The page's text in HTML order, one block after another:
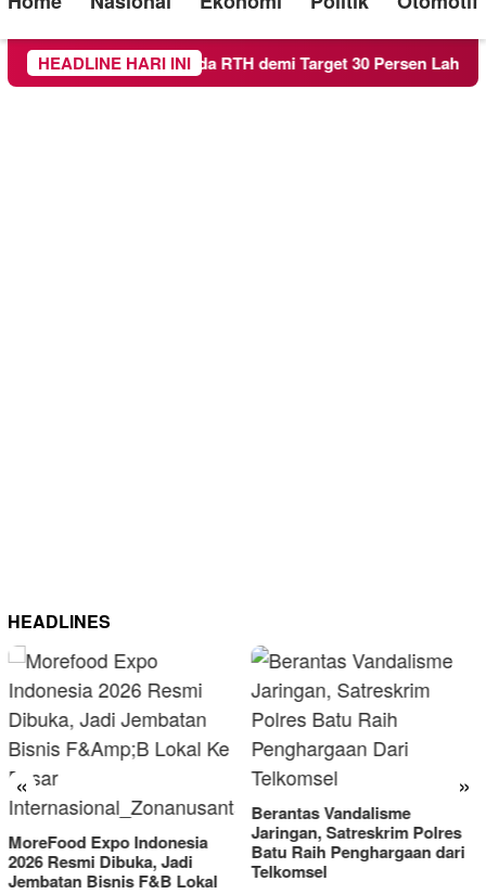
HEADLINE HARI INI
Genjot Raperda RTH demi Target 30 Persen Lahan
HEADLINES
« »
Berantas Vandalisme
Jaringan, Satreskrim Polres
Batu Raih Penghargaan dari
Telkomsel
RM OG Alami
Omset di Porprov IX
2025